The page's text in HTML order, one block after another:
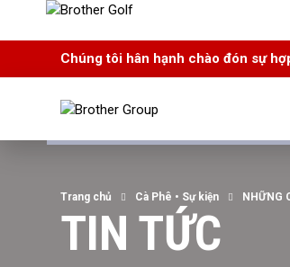
Chúng tôi hân hạnh chào đón sự
Trang chủ Cà Phê • Sự kiện NHỮNG
TIN TỨC